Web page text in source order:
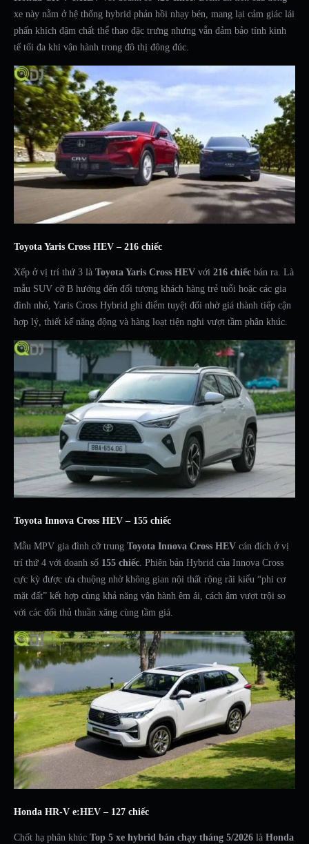
xe này nằm ở hệ thống hybrid phản hồi nhạy bén, mang lại cảm giác lái
phấn khích đậm chất thể thao đặc trưng nhưng vẫn đảm bảo tính kinh
tế tối đa khi vận hành trong đô thị đông đúc.
Toyota Yaris Cross HEV – 216 chiếc
Xếp ở vị trí thứ 3 là Toyota Yaris Cross HEV với 216 chiếc bán ra. Là
mẫu SUV cỡ B hướng đến đối tượng khách hàng trẻ tuổi hoặc các gia
đình nhỏ, Yaris Cross Hybrid ghi điểm tuyệt đối nhờ giá thành tiếp cận
hợp lý, thiết kế năng động và hàng loạt tiện nghi vượt tầm phân khúc.
Toyota Innova Cross HEV – 155 chiếc
Mẫu MPV gia đình cỡ trung Toyota Innova Cross HEV cán đích ở vị
trí thứ 4 với doanh số 155 chiếc. Phiên bản Hybrid của Innova Cross
cực kỳ được ưa chuộng nhờ không gian nội thất rộng rãi kiểu “phi cơ
mặt đất” kết hợp cùng khả năng vận hành êm ái, cách âm vượt trội so
với các đối thủ thuần xăng cùng tầm giá.
Honda HR-V e:HEV – 127 chiếc
Chốt hạ phân khúc Top 5 xe hybrid bán chạy tháng 5/2026 là Honda